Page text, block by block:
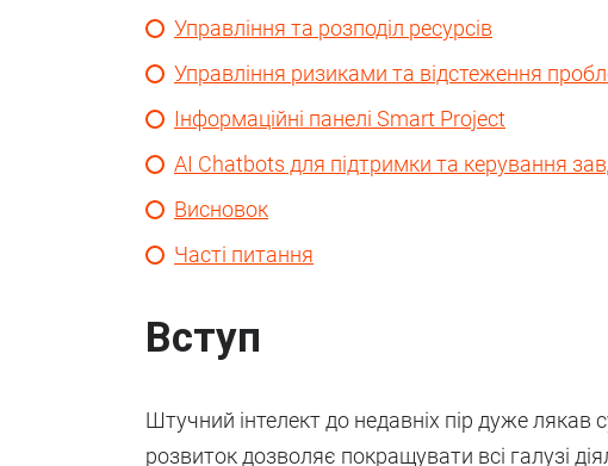
Управління та розподіл ресурсів
Управління ризиками та відстеження
Інформаційні панелі Smart Project
AI Chatbots для підтримки та керування
Висновок
Часті питання
Вступ
Штучний інтелект до недавніх пір дуже лякав
розвиток дозволяє покращувати всі галузі